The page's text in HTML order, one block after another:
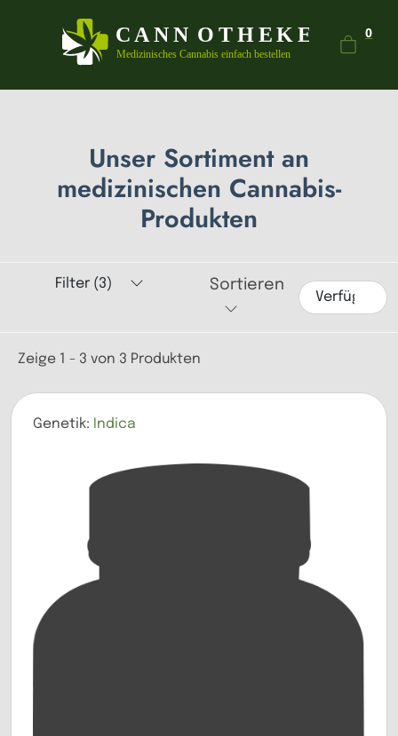
0
Unser Sortiment an
medizinischen Cannabis-
Produkten
Filter (3) Sortieren
Zeige 1 - 3 von 3 Produkten
Genetik: Indica